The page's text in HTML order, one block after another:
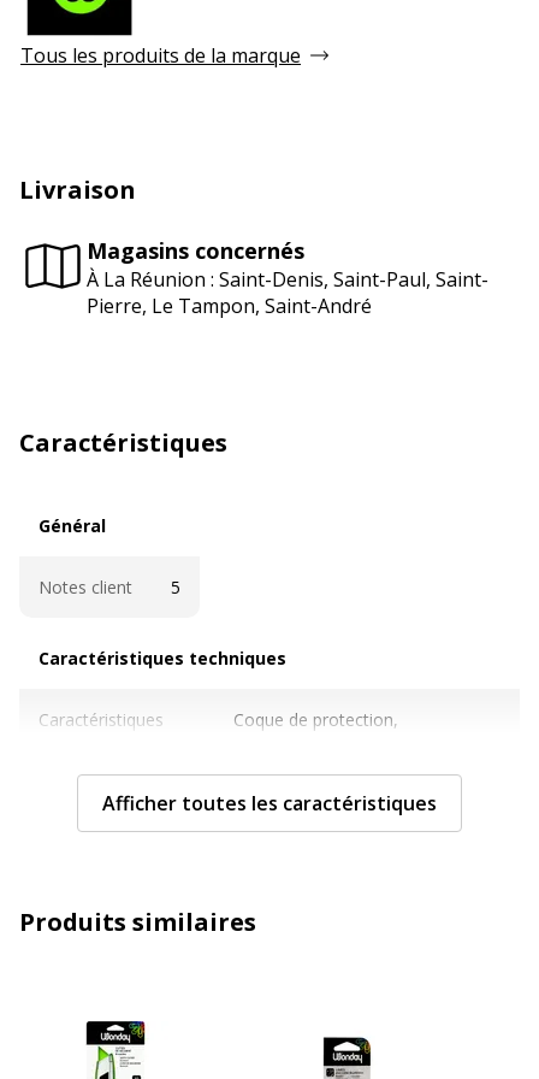
Tous les produits de la marque
Livraison
Magasins concernés
À La Réunion : Saint-Denis, Saint-Paul, Saint-
Pierre, Le Tampon, Saint-André
Caractéristiques
Général
Notes client 5
Caractéristiques techniques
Caractéristiques
Coque de protection,
Matériau(x) du
produit
Aluminium
Caractéristiques générales
Afficher toutes les caractéristiques
Produits similaires